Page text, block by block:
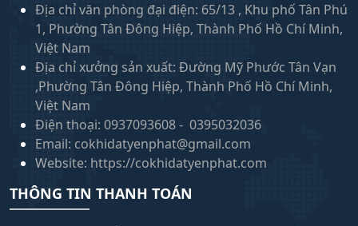
Địa chỉ văn phòng đại điện: 65/13 , Khu phố Tân Phú
1, Phường Tân Đông Hiệp, Thành Phố Hồ Chí Minh,
Việt Nam
Địa chỉ xưởng sản xuất: Đường Mỹ Phước Tân Vạn
,Phường Tân Đông Hiệp, Thành Phố Hồ Chí Minh,
Việt Nam
Điện thoại: 0937093608 - 0395032036
Email: cokhidatyenphat@gmail.com
Website: https://cokhidatyenphat.com
THÔNG TIN THANH TOÁN